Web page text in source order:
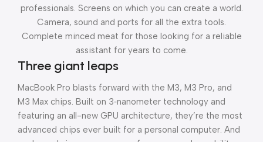
professionals. Screens on which you can create a world.
Camera, sound and ports for all the extra tools.
Complete minced meat for those looking for a reliable
assistant for years to come.
Three giant leaps
MacBook Pro blasts forward with the M3, M3 Pro, and
M3 Max chips. Built on 3‑nanometer technology and
featuring an all-new GPU architecture, they’re the most
advanced chips ever built for a personal computer. And